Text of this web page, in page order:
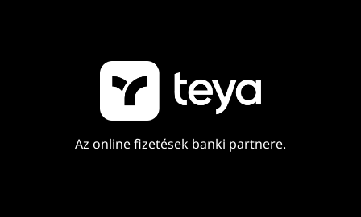
Az online fizetések banki partnere.